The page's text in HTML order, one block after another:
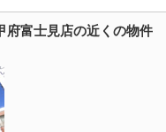
府富士見店の近くの物件